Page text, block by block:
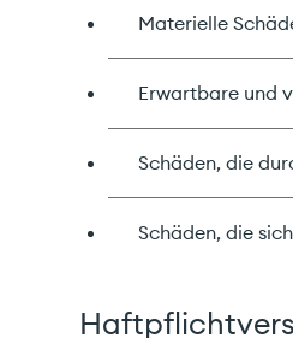
Materielle
Erwartbare und
Schäden, die
Schäden, die